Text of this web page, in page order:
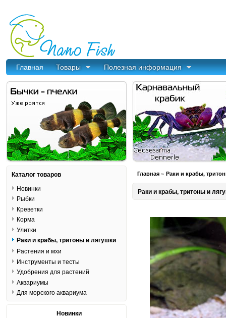
Главная Товары Полезная информация
Главная » Раки и крабы,
Раки и крабы, тритоны и
Каталог товаров
Новинки
Рыбки
Креветки
Корма
Улитки
Раки и крабы, тритоны и лягушки
Растения и мхи
Инструменты и тесты
Удобрения для растений
Аквариумы
Для морского аквариума
Новинки